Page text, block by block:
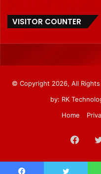
VISITOR COUNTER
© Copyright 2026, All
by: RK
Home